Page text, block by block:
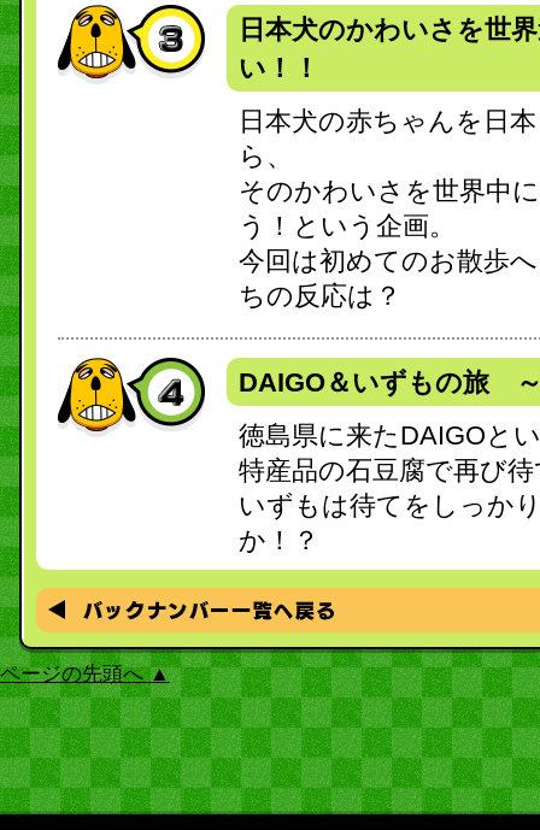
日本犬のかわいさを世
い！！
日本犬の赤ちゃんを日
ら、
そのかわいさを世界中
う！という企画。
今回は初めてのお散歩
ちの反応は？
DAIGO＆いずもの旅
徳島県に来たDAIGOと
特産品の石豆腐で再び
いずもは待てをしっか
か！？
ページの先頭へ ▲